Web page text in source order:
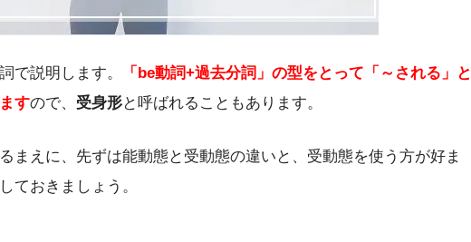
で説明します。
「be動詞+過去分詞」の型をとって「～される」と
すので、 受身形と呼ばれることもあります。
まえに、先ずは能動態と受動態の違いと、受動態を使う方が好ま
ておきましょう。